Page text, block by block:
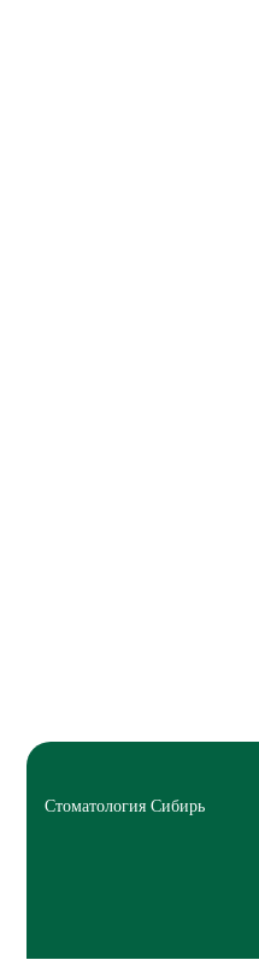
Стоматология Сибирь